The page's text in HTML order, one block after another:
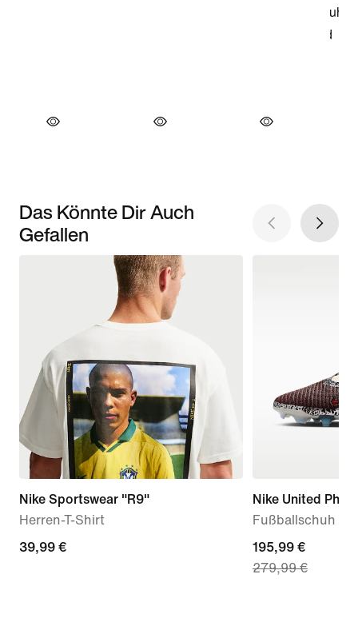
Das Könnte Dir Auch
Gefallen
Nike Sportswear "R9"
Herren-T-Shirt
39,99 €
39,99 €
Nike United
Fußballschuh
current
price
195,99 €
279,99 €